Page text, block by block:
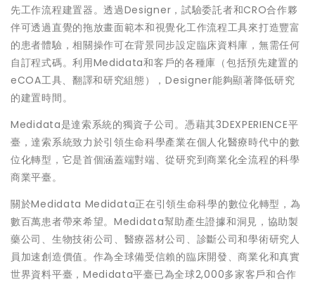
先工作流程建置器。透過Designer，試驗委託者和CRO合作夥
伴可透過直覺的拖放畫面範本和視覺化工作流程工具來打造豐富
的患者體驗，相關操作可在背景同步設定臨床資料庫，無需任何
自訂程式碼。利用Medidata和客戶的各種庫（包括預先建置的
eCOA工具、翻譯和研究組態），Designer能夠顯著降低研究
的建置時間。
Medidata是達索系統的獨資子公司。憑藉其3DEXPERIENCE平
臺，達索系統致力於引領生命科學產業在個人化醫療時代中的數
位化轉型，它是首個涵蓋端對端、從研究到商業化全流程的科學
商業平臺。
關於Medidata Medidata正在引領生命科學的數位化轉型，為
數百萬患者帶來希望。Medidata幫助產生證據和洞見，協助製
藥公司、生物技術公司、醫療器材公司、診斷公司和學術研究人
員加速創造價值。作為全球備受信賴的臨床開發、商業化和真實
世界資料平臺，Medidata平臺已為全球2,000多家客戶和合作